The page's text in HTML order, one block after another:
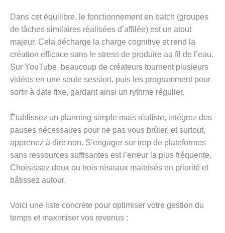
Dans cet équilibre, le fonctionnement en batch (groupes
de tâches similaires réalisées d’affilée) est un atout
majeur. Cela décharge la charge cognitive et rend la
création efficace sans le stress de produire au fil de l’eau.
Sur YouTube, beaucoup de créateurs tournent plusieurs
vidéos en une seule session, puis les programment pour
sortir à date fixe, gardant ainsi un rythme régulier.
Établissez un planning simple mais réaliste, intégrez des
pauses nécessaires pour ne pas vous brûler, et surtout,
apprenez à dire non. S’engager sur trop de plateformes
sans ressources suffisantes est l’erreur la plus fréquente.
Choisissez deux ou trois réseaux maitrisés en priorité et
bâtissez autour.
Voici une liste concrète pour optimiser votre gestion du
temps et maximiser vos revenus :